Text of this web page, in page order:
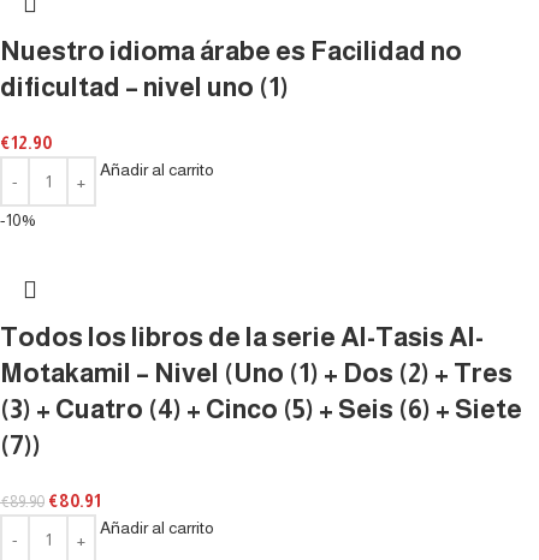
Nuestro idioma árabe es Facilidad no
dificultad – nivel uno (1)
€12.90
Añadir al carrito
-10%
Todos los libros de la serie Al-Tasis Al-
Motakamil – Nivel (Uno (1) + Dos (2) + Tres
(3) + Cuatro (4) + Cinco (5) + Seis (6) + Siete
(7))
€89.90 €80.91
Añadir al carrito